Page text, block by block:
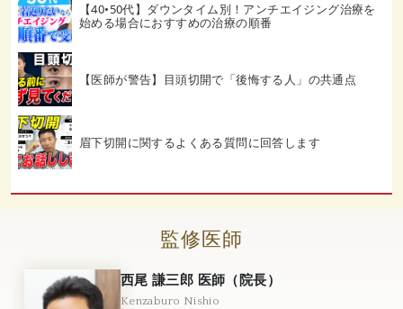
【40•50代】ダウンタイム別！アンチエイジング治療を
始める場合におすすめの治療の順番
【医師が警告】目頭切開で「後悔する人」の共通点
眉下切開に関するよくある質問に回答します
監修医師
西尾 謙三郎 医師（院長）
Kenzaburo Nishio